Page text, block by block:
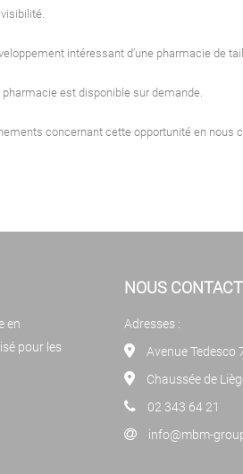
intéressant d’une pharmacie de
est disponible sur demande.
concernant cette opportunité en nous
en
pour les
NOUS
Adresses :
Avenue Tedesco
Chaussée de
02 343 64 21
info@mbm-